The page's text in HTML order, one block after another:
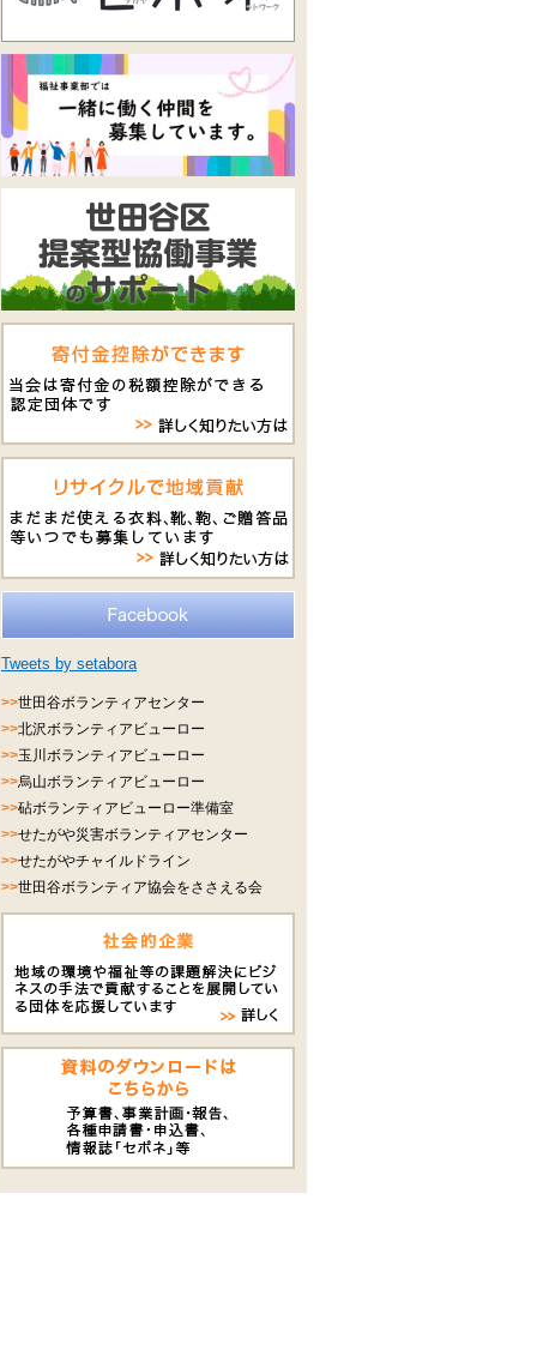
Tweets by setabora
>>世田谷ボランティアセンター
>>北沢ボランティアビューロー
>>玉川ボランティアビューロー
>>烏山ボランティアビューロー
>>砧ボランティアビューロー準備室
>>せたがや災害ボランティアセンター
>>せたがやチャイルドライン
>>世田谷ボランティア協会をささえる会